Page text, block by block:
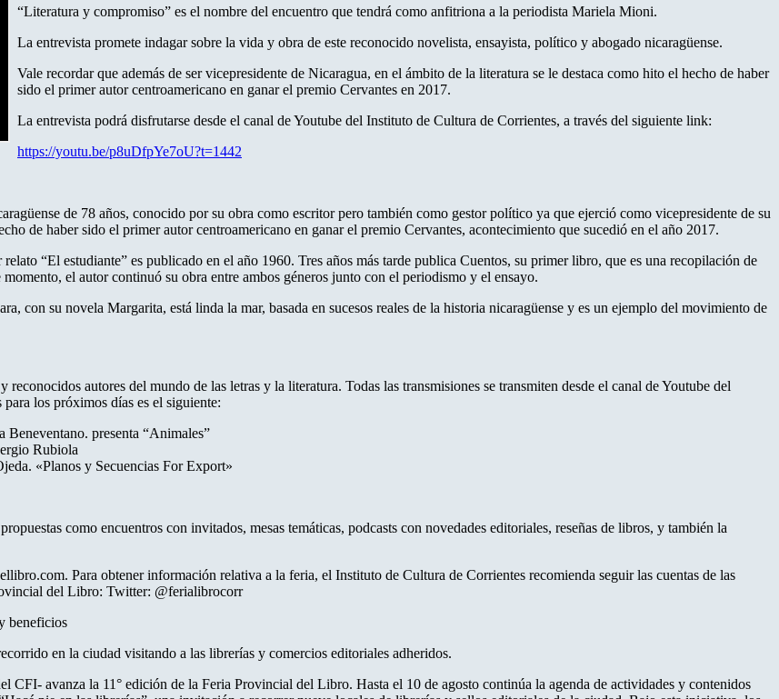
“Literatura y compromiso” es el nombre del encuentro que tendrá como anfitriona a la periodista Mariela Mioni.
La entrevista promete indagar sobre la vida y obra de este reconocido novelista, ensayista, político y abogado nicaragüense.
Vale recordar que además de ser vicepresidente de Nicaragua, en el ámbito de la literatura se le destaca como hito el hecho de haber
sido el primer autor centroamericano en ganar el premio Cervantes en 2017.
La entrevista podrá disfrutarse desde el canal de Youtube del Instituto de Cultura de Corrientes, a través del siguiente link:
https://youtu.be/p8uDfpYe7oU?t=1442
de 78 años, conocido por su obra como escritor pero también como gestor político ya que ejerció como vicepresidente de su
de haber sido el primer autor centroamericano en ganar el premio Cervantes, acontecimiento que sucedió en el año 2017.
“El estudiante” es publicado en el año 1960. Tres años más tarde publica Cuentos, su primer libro, que es una recopilación de
el autor continuó su obra entre ambos géneros junto con el periodismo y el ensayo.
con su novela Margarita, está linda la mar, basada en sucesos reales de la historia nicaragüense y es un ejemplo del movimiento de
autores del mundo de las letras y la literatura. Todas las transmisiones se transmiten desde el canal de Youtube del
los próximos días es el siguiente:
presenta “Animales”
Rubiola
«Planos y Secuencias For Export»
como encuentros con invitados, mesas temáticas, podcasts con novedades editoriales, reseñas de libros, y también la
Para obtener información relativa a la feria, el Instituto de Cultura de Corrientes recomienda seguir las cuentas de las
del Libro: Twitter: @ferialibrocorr
beneficios
en la ciudad visitando a las librerías y comercios editoriales adheridos.
avanza la 11° edición de la Feria Provincial del Libro. Hasta el 10 de agosto continúa la agenda de actividades y contenidos